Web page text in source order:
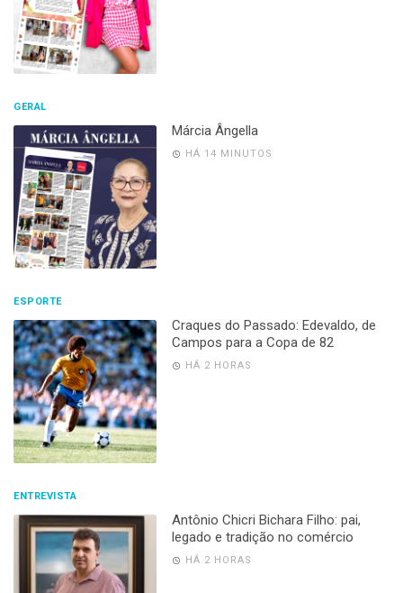
GERAL
Márcia Ângella
HÁ 14 MINUTOS
ESPORTE
Craques do Passado: Edevaldo, de
Campos para a Copa de 82
HÁ 2 HORAS
ENTREVISTA
Antônio Chicri Bichara Filho: pai,
legado e tradição no comércio
HÁ 2 HORAS